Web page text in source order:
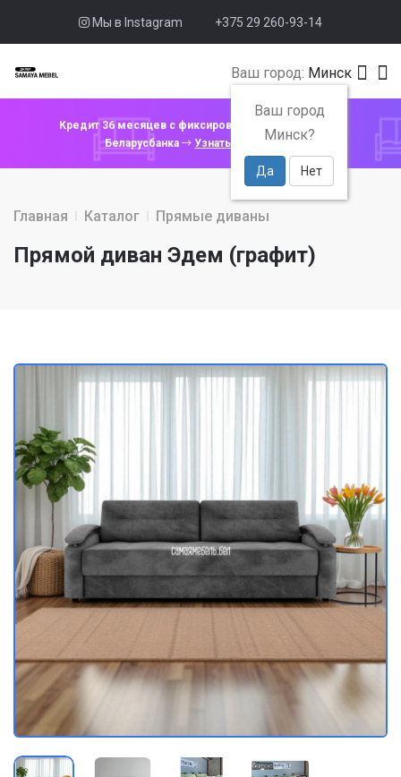
Мы в Instagram +375 29 260-93-14
Ваш город: Минск
Ваш город
Минск?
Да Нет
Кредит 36 месяцев с фиксированной ставкой 4% от
Беларусбанка
Узнать подробнее
Главная Каталог Прямые диваны
Прямой диван Эдем (графит)